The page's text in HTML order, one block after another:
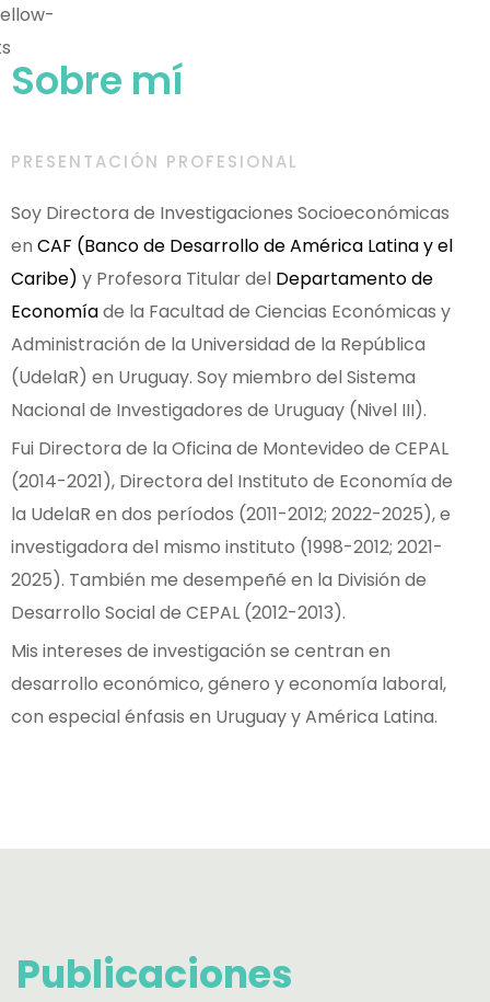
Sobre mí
PRESENTACIÓN PROFESIONAL
Soy Directora de Investigaciones Socioeconómicas
en CAF (Banco de Desarrollo de América Latina y el
Caribe) y Profesora Titular del Departamento de
Economíade la Facultad de Ciencias Económicas y
Administración de la Universidad de la República
(UdelaR) en Uruguay. Soy miembro del Sistema
Nacional de Investigadores de Uruguay (Nivel III).
Fui Directora de la Oficina de Montevideo de CEPAL
(2014-2021), Directora del Instituto de Economía de
la UdelaR en dos períodos (2011-2012; 2022-2025), e
investigadora del mismo instituto (1998-2012; 2021-
2025). También me desempeñé en la División de
Desarrollo Social de CEPAL (2012-2013).
Mis intereses de investigación se centran en
desarrollo económico, género y economía laboral,
con especial énfasis en Uruguay y América Latina.
Publicaciones